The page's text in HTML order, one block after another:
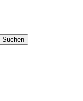
Suchen